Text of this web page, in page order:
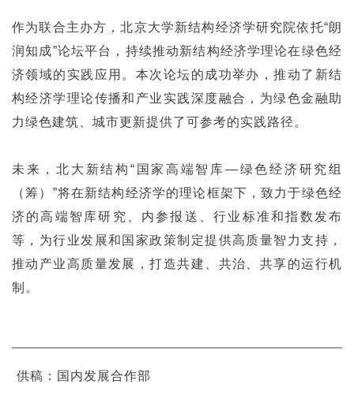
作为联合主办方，北京大学新结构经济学研究院依托“朗
润知成”论坛平台，持续推动新结构经济学理论在绿色经
济领域的实践应用。本次论坛的成功举办，推动了新结
构经济学理论传播和产业实践深度融合，为绿色金融助
力绿色建筑、城市更新提供了可参考的实践路径。
未来，北大新结构“国家高端智库—绿色经济研究组
（筹）”将在新结构经济学的理论框架下，致力于绿色经
济的高端智库研究、内参报送、行业标准和指数发布
等，为行业发展和国家政策制定提供高质量智力支持，
推动产业高质量发展，打造共建、共治、共享的运行机
制。
供稿：国内发展合作部